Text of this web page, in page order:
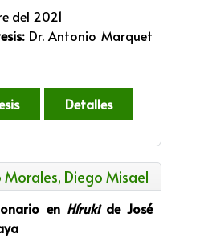
del 2021
Dr. Antonio Marquet
Detalles
Diego Misael
en Híruki de José